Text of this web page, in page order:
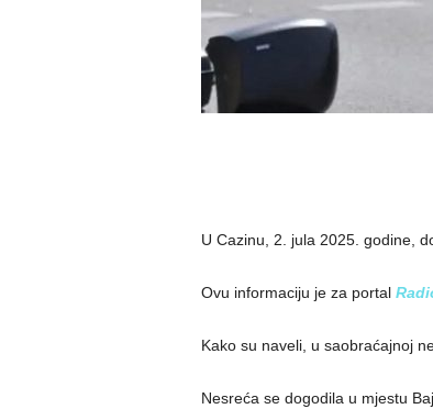
U Cazinu, 2. jula 2025. godine,
Ovu informaciju je za portal
Kako su naveli, u saobraćajnoj
Nesreća se dogodila u mjestu